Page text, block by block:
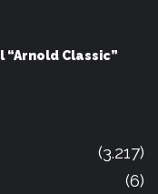
Classic”
(3.217)
(6)